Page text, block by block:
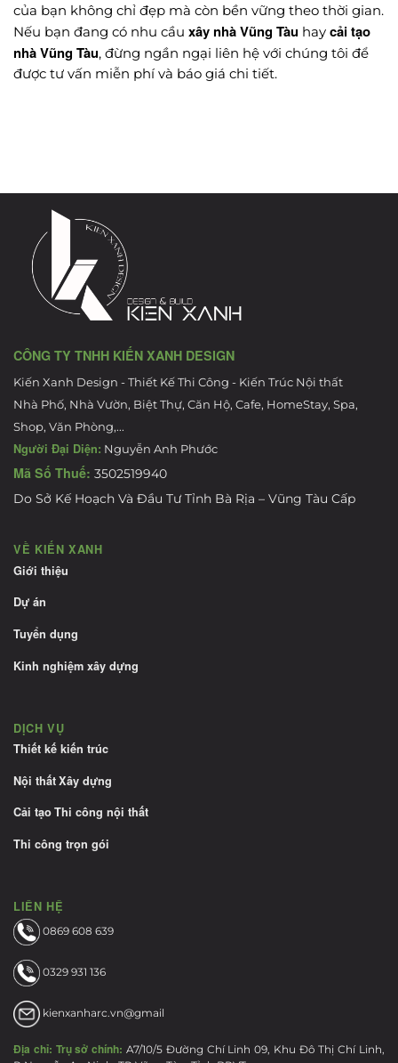
của bạn không chỉ đẹp mà còn bền vững theo thời gian.
Nếu bạn đang có nhu cầu xây nhà Vũng Tàu hay cải tạo
nhà Vũng Tàu, đừng ngần ngại liên hệ với chúng tôi để
được tư vấn miễn phí và báo giá chi tiết.
CÔNG TY TNHH KIẾN XANH DESIGN
Kiến Xanh Design - Thiết Kế Thi Công - Kiến Trúc Nội thất
Nhà Phố, Nhà Vườn, Biệt Thự, Căn Hộ, Cafe, HomeStay, Spa,
Shop, Văn Phòng,...
Người Đại Diện: Nguyễn Anh Phước
Mã Số Thuế: 3502519940
Do Sở Kế Hoạch Và Đầu Tư Tỉnh Bà Rịa – Vũng Tàu Cấp
VỀ KIẾN XANH
Giới thiệu
Dự án
Tuyển dụng
Kinh nghiệm xây dựng
DỊCH VỤ
Thiết kế kiến trúc
Nội thấtXây dựng
Cải tạoThi công nội thất
Thi công trọn gói
LIÊN HỆ
0869 608 639
0329 931 136
kienxanharc.vn@gmail
Địa chỉ: Trụ sở chính: A7/10/5 Đường Chí Linh 09, Khu Đô Thị Chí Linh,